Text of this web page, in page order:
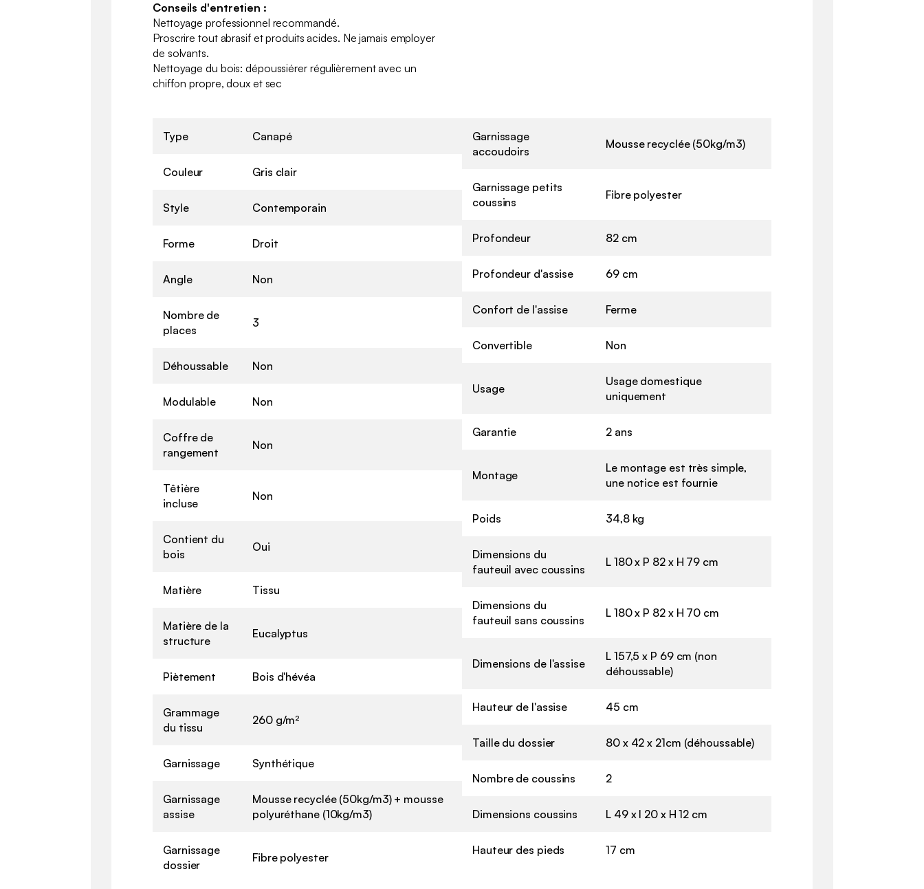
Conseils d'entretien :
Nettoyage professionnel recommandé.
Proscrire tout abrasif et produits acides. Ne jamais employer
de solvants.
Nettoyage du bois: dépoussiérer régulièrement avec un
chiffon propre, doux et sec
Type Canapé
Couleur Gris clair
Style Contemporain
Forme Droit
Angle Non
Nombre de
places
3
Déhoussable Non
Modulable Non
Coffre de
rangement
Non
Têtière
incluse
Non
Contient du
bois
Oui
Matière Tissu
Matière de la
structure
Eucalyptus
Piètement Bois d'hévéa
Grammage
du tissu
260 g/m²
Garnissage Synthétique
Garnissage
assise
Mousse recyclée (50kg/m3) + mousse
polyuréthane (10kg/m3)
Garnissage
dossier
Fibre polyester
Garnissage
accoudoirs
Mousse recyclée (50kg/m3)
Garnissage petits
coussins
Fibre polyester
Profondeur 82 cm
Profondeur d'assise 69 cm
Confort de l'assise Ferme
Convertible Non
Usage
Usage domestique
uniquement
Garantie 2 ans
Montage
Le montage est très simple,
une notice est fournie
Poids 34,8 kg
Dimensions du
fauteuil avec coussins
L 180 x P 82 x H 79 cm
Dimensions du
fauteuil sans coussins
L 180 x P 82 x H 70 cm
Dimensions de l'assise
L 157,5 x P 69 cm (non
déhoussable)
Hauteur de l'assise 45 cm
Taille du dossier 80 x 42 x 21cm (déhoussable)
Nombre de coussins 2
Dimensions coussins L 49 x l 20 x H 12 cm
Hauteur des pieds 17 cm